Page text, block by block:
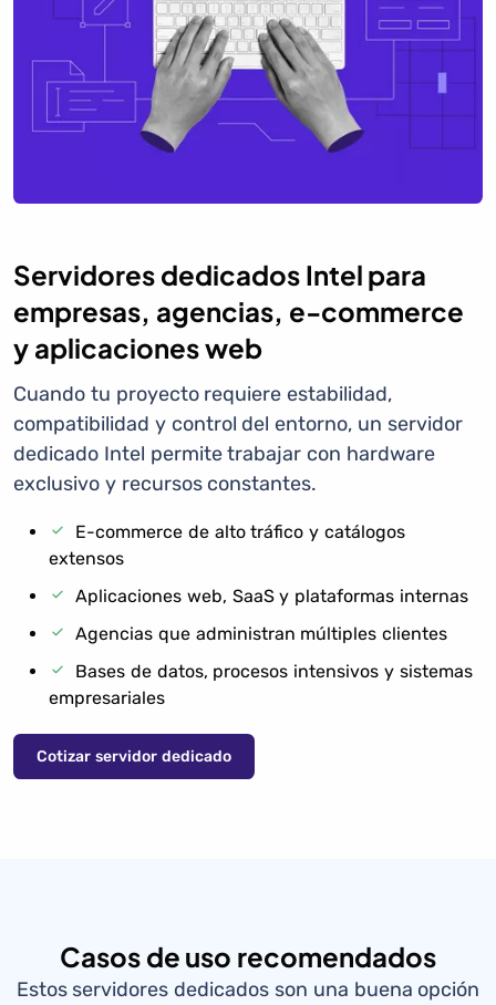
Servidores dedicados Intel para
empresas, agencias, e-commerce
y aplicaciones web
Cuando tu proyecto requiere estabilidad,
compatibilidad y control del entorno, un servidor
dedicado Intel permite trabajar con hardware
exclusivo y recursos constantes.
E-commerce de alto tráfico y catálogos
extensos
Aplicaciones web, SaaS y plataformas internas
Agencias que administran múltiples clientes
Bases de datos, procesos intensivos y sistemas
empresariales
Cotizar servidor dedicado
Casos de uso recomendados
Estos servidores dedicados son una buena opción